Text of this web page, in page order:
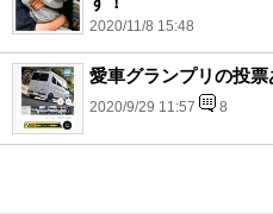
2020/11/8 15:48
愛車グランプリの投票
2020/9/29 11:57 8